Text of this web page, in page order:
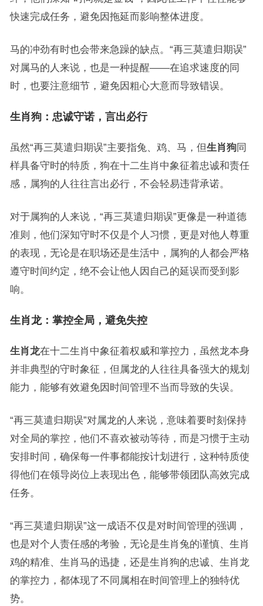
快速完成任务，避免因拖延而影响整体进度。
马的冲劲有时也会带来急躁的缺点。“再三莫遣归期误”
对属马的人来说，也是一种提醒——在追求速度的同
时，也要注意细节，避免因粗心大意而导致错误。
生肖狗：忠诚守诺，言出必行
虽然“再三莫遣归期误”主要指兔、鸡、马，但生肖狗同
样具备守时的特质，狗在十二生肖中象征着忠诚和责任
感，属狗的人往往言出必行，不会轻易违背承诺。
对于属狗的人来说，“再三莫遣归期误”更像是一种道德
准则，他们深知守时不仅是个人习惯，更是对他人尊重
的表现，无论是在职场还是生活中，属狗的人都会严格
遵守时间约定，绝不会让他人因自己的延误而受到影
响。
生肖龙：掌控全局，避免失控
生肖龙在十二生肖中象征着权威和掌控力，虽然龙本身
并非典型的守时象征，但属龙的人往往具备强大的规划
能力，能够有效避免因时间管理不当而导致的失误。
“再三莫遣归期误”对属龙的人来说，意味着要时刻保持
对全局的掌控，他们不喜欢被动等待，而是习惯于主动
安排时间，确保每一件事都能按计划进行，这种特质使
得他们在领导岗位上表现出色，能够带领团队高效完成
任务。
“再三莫遣归期误”这一成语不仅是对时间管理的强调，
也是对个人责任感的考验，无论是生肖兔的谨慎、生肖
鸡的精准、生肖马的迅捷，还是生肖狗的忠诚、生肖龙
的掌控力，都体现了不同属相在时间管理上的独特优
势。